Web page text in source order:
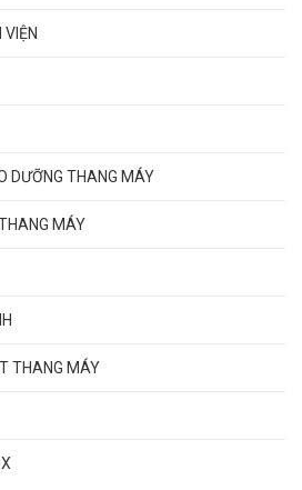
DƯỠNG THANG MÁY
MÁY
THANG MÁY